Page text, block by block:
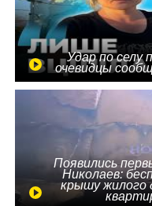
Удар по селу
очевидцы
Появились
Николаев:
крышу жилого